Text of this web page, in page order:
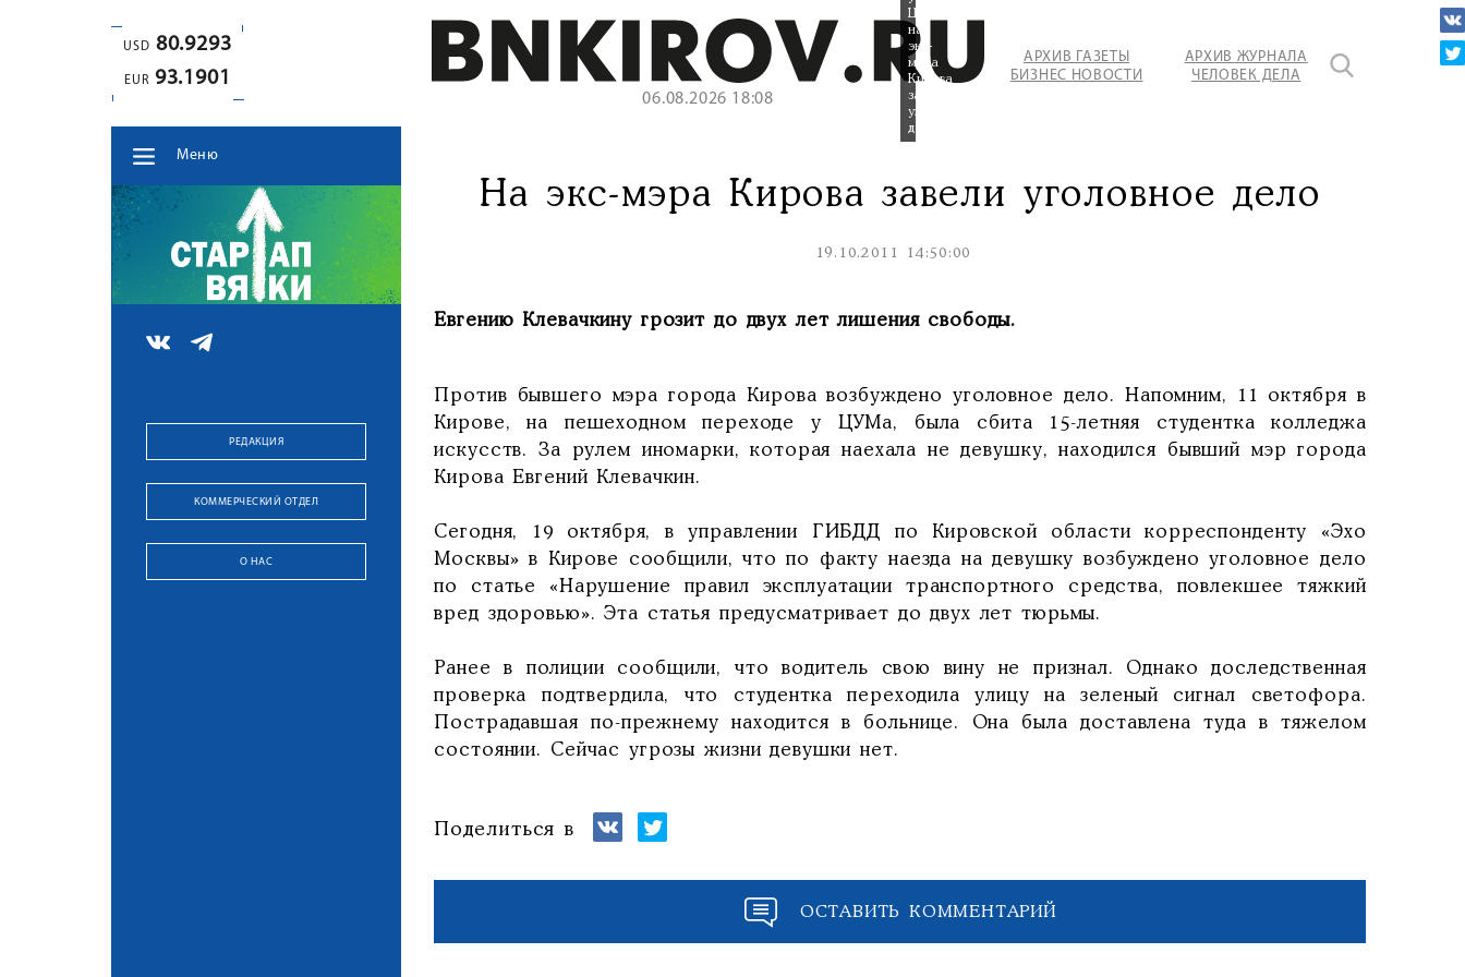
USD 80.9293
EUR 93.1901
06.08.2026 18:08
АРХИВ ГАЗЕТЫ
БИЗНЕС НОВОСТИ
АРХИВ ЖУРНАЛА
ЧЕЛОВЕК ДЕЛА
Меню
РЕДАКЦИЯ
КОММЕРЧЕСКИЙ ОТДЕЛ
О НАС
ЦУМа
на
экс-
мэра
Кирова
завели
уголовное
дело.
На экс-мэра Кирова завели уголовное дело
19.10.2011 14:50:00
Евгению Клевачкину грозит до двух лет лишения свободы.
Против бывшего мэра города Кирова возбуждено уголовное дело. Напомним, 11 октября в
Кирове, на пешеходном переходе у ЦУМа, была сбита 15-летняя студентка колледжа
искусств. За рулем иномарки, которая наехала не девушку, находился бывший мэр города
Кирова Евгений Клевачкин.
Сегодня, 19 октября, в управлении ГИБДД по Кировской области корреспонденту «Эхо
Москвы» в Кирове сообщили, что по факту наезда на девушку возбуждено уголовное дело
по статье «Нарушение правил эксплуатации транспортного средства, повлекшее тяжкий
вред здоровью». Эта статья предусматривает до двух лет тюрьмы.
Ранее в полиции сообщили, что водитель свою вину не признал. Однако доследственная
проверка подтвердила, что студентка переходила улицу на зеленый сигнал светофора.
Пострадавшая по-прежнему находится в больнице. Она была доставлена туда в тяжелом
состоянии. Сейчас угрозы жизни девушки нет.
Поделиться в
ОСТАВИТЬ КОММЕНТАРИЙ